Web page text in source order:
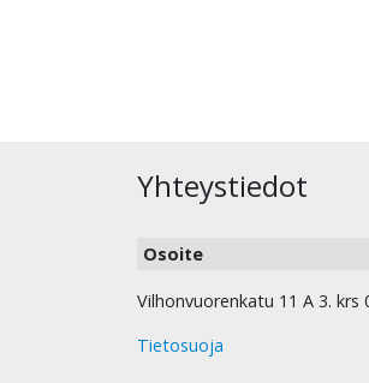
Yhteystiedot
Osoite
Vilhonvuorenkatu 11 A 3. krs
Tietosuoja